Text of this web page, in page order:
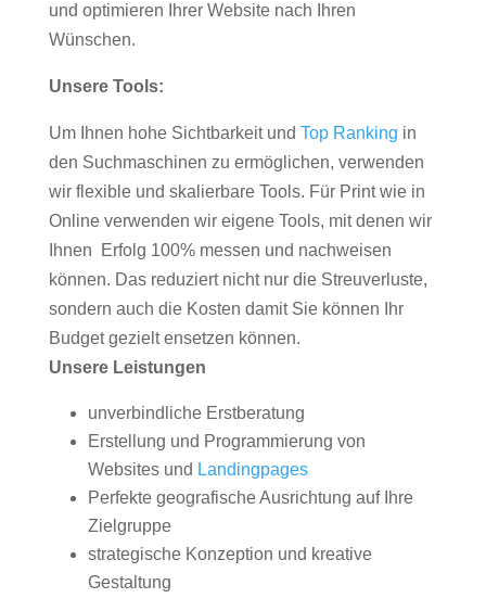
und optimieren Ihrer Website nach Ihren
Wünschen.
Unsere Tools:
Um Ihnen hohe Sichtbarkeit und Top Ranking in
den Suchmaschinen zu ermöglichen, verwenden
wir flexible und skalierbare Tools. Für Print wie in
Online verwenden wir eigene Tools, mit denen wir
Ihnen Erfolg 100% messen und nachweisen
können. Das reduziert nicht nur die Streuverluste,
sondern auch die Kosten damit Sie können Ihr
Budget gezielt ensetzen können.
Unsere Leistungen
unverbindliche Erstberatung
Erstellung und Programmierung von
Websites und Landingpages
Perfekte geografische Ausrichtung auf Ihre
Zielgruppe
strategische Konzeption und kreative
Gestaltung